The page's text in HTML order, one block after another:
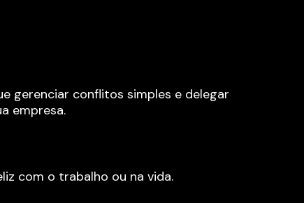
gerenciar conflitos simples e delegar
empresa.
com o trabalho ou na vida.